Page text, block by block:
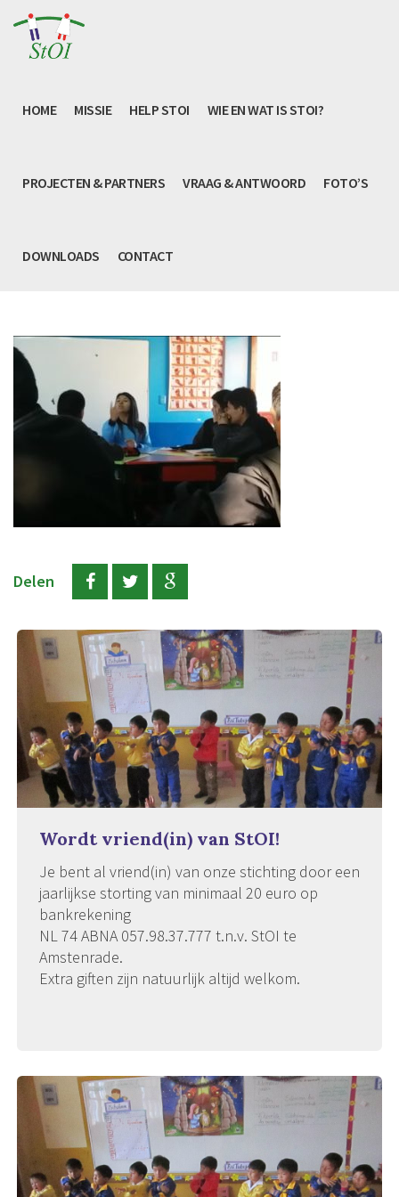
HOME MISSIE HELP STOI WIE EN WAT IS STOI?
PROJECTEN & PARTNERS VRAAG & ANTWOORD FOTO’S
DOWNLOADS CONTACT
Delen
Wordt vriend(in) van StOI!
Je bent al vriend(in) van onze stichting door een
jaarlijkse storting van minimaal 20 euro op
bankrekening
NL 74 ABNA 057.98.37.777 t.n.v. StOI te
Amstenrade.
Extra giften zijn natuurlijk altijd welkom.